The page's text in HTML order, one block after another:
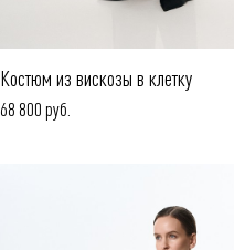
Костюм из вискозы в клетку
68 800 руб.